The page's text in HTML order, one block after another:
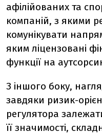
афілійованих та
компаній, з якими
комунікувати
яким ліцензовані
функції на
З іншого боку,
завдяки ризик-
регулятора
її значимості,